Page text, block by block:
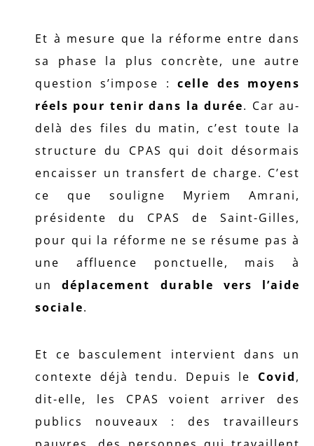
Et à mesure que la réforme entre dans
sa phase la plus concrète, une autre
question s’impose :celle des moyens
réels pour tenir dans la durée. Car au-
delà des files du matin, c’est toute la
structure du CPAS qui doit désormais
encaisser un transfert de charge. C’est
ce que souligne Myriem Amrani,
présidente du CPAS de Saint-Gilles,
pour qui la réforme ne se résume pas à
une affluence ponctuelle, mais à
undéplacement durable vers l’aide
sociale.
Et ce basculement intervient dans un
contexte déjà tendu. Depuis le Covid,
dit-elle, les CPAS voient arriver des
publics nouveaux : des travailleurs